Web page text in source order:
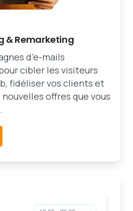
& Remarketing
d’e-mails
cibler les visiteurs
fidéliser vos clients et
offres que vous